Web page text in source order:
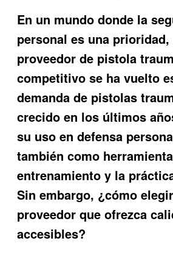
En un mundo donde la
personal es una
proveedor de pistola
competitivo se ha vuelto
demanda de pistolas
crecido en los últimos
su uso en defensa
también como
entrenamiento y la
Sin embargo, ¿cómo
proveedor que ofrezca
accesibles?